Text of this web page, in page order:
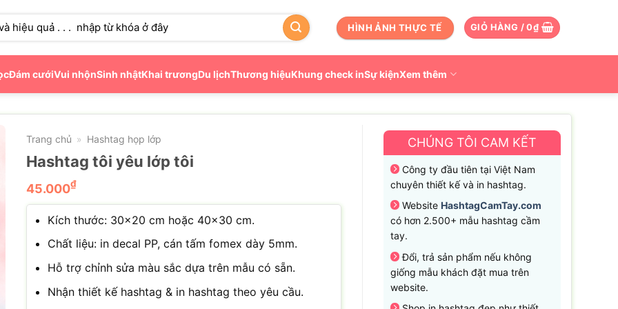
HÌNH ẢNH THỰC TẾ GIỎ HÀNG /0₫
Đám cướiVui nhộnSinh nhậtKhai trươngDu lịchThương hiệuKhung check inSự kiệnXem thêm
Trang chủ » Hashtag họp lớp
Hashtag tôi yêu lớp tôi
45.000₫
Kích thước: 30×20 cm hoặc 40×30 cm.
Chất liệu: in decal PP, cán tấm fomex dày 5mm.
Hỗ trợ chỉnh sửa màu sắc dựa trên mẫu có sẵn.
Nhận thiết kế hashtag & in hashtag theo yêu cầu.
CHÚNG TÔI CAM KẾT
Công ty đầu tiên tại Việt Nam
chuyên thiết kế và in hashtag.
Website HashtagCamTay.com
có hơn 2.500+ mẫu hashtag cầm
tay.
Đổi, trả sản phẩm nếu không
giống mẫu khách đặt mua trên
website.